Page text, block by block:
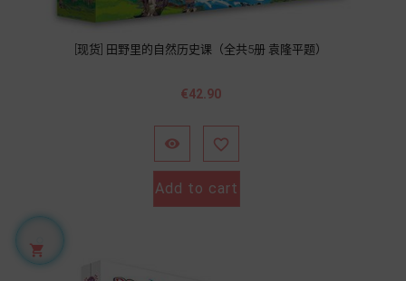
[现货] 田野里的自然历史课（全共5册 袁隆平题）
價
€42.90
 
Add to cart
